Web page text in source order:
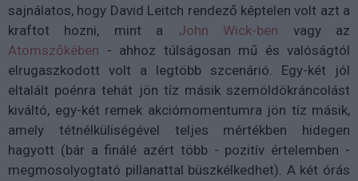
sajnálatos, hogy David Leitch rendező képtelen volt azt a
kraftot hozni, mint a John Wick-ben vagy az
Atomszőkében - ahhoz túlságosan mű és valóságtól
elrugaszkodott volt a legtöbb szcenárió. Egy-két jól
eltalált poénra tehát jön tíz másik szemöldökráncolást
kiváltó, egy-két remek akciómomentumra jön tíz másik,
amely tétnélküliségével teljes mértékben hidegen
hagyott (bár a finálé azért több - pozitív értelemben -
megmosolyogtató pillanattal büszkélkedhet). A két órás